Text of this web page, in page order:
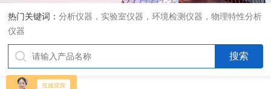
热门关键词：分析仪器，实验室仪器，环境检测仪器，物理特性分析
仪器